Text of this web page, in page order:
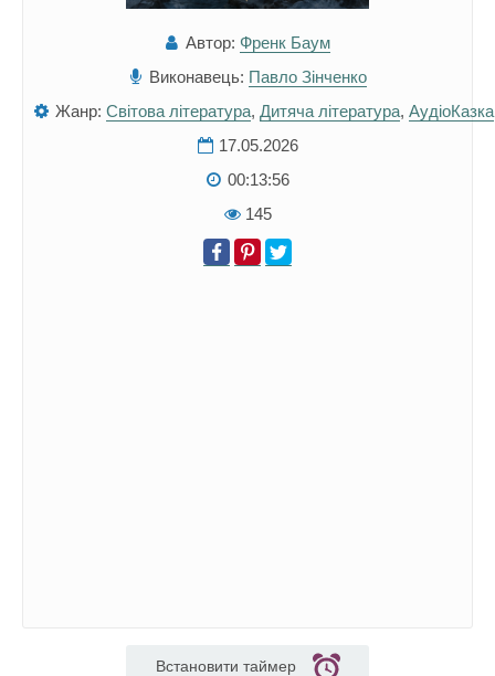
Автор: Френк Баум
Виконавець: Павло Зінченко
Жанр: Світова література, Дитяча література, АудіоКазка
17.05.2026
00:13:56
145
Встановити таймер